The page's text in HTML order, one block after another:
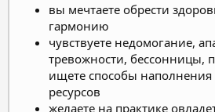
вы мечтаете обрести
гармонию
чувствуете недомогание,
тревожности, бессонницы,
ищете способы
ресурсов
желаете на практике